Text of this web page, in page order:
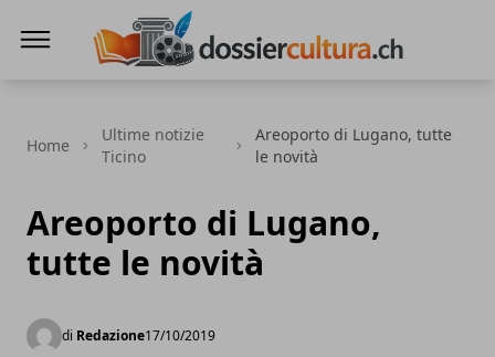
Home
Ultime notizie
Ticino
Areoporto di Lugano, tutte
le novità
Areoporto di Lugano,
tutte le novità
di Redazione17/10/2019